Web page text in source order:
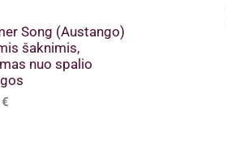
Song (Austango)
šaknimis,
nuo spalio
€